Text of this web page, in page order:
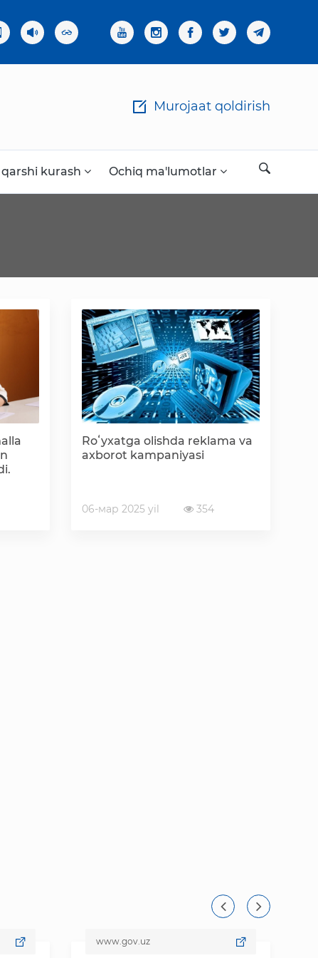
Murojaat qoldirish
kurash Ochiq ma'lumotlar
×
hukumat» tizimi
«Ochiq ma'lumotlar» PF-6247 bo'yicha
budjet ma'lumotlar
xizmatlar yangona reestri
Roʻyxatga olishda reklama va
axborot kampaniyasi
06-мар 2025 yil 354
www.gov.uz